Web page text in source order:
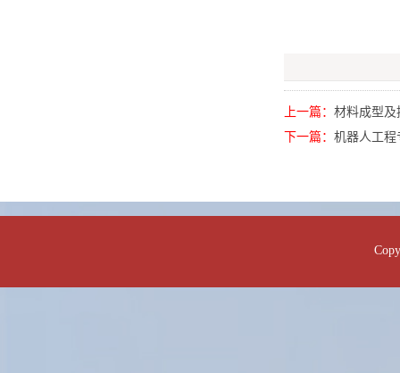
上一篇： 材料成型及
下一篇： 机器人工程